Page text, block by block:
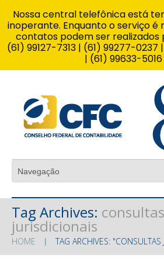
Tag Archives: consultas
jurisdicionais
HOME TAG ARCHIVES: "CONSULTAS
Nossa central telefônica está
inoperante. Enquanto o serviço é
contatos podem ser realizados
(61) 99127-7313 | (61) 99277-
| (61) 99633-5016